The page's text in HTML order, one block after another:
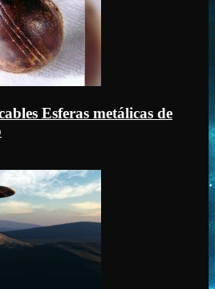
Esferas metálicas de